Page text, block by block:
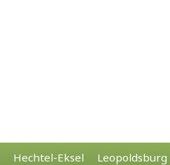
Hechtel-Eksel Leopoldsburg